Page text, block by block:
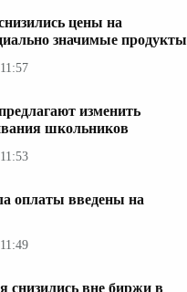
цены на
значимые продукты
изменить
школьников
оплаты введены на
снизились вне биржи в